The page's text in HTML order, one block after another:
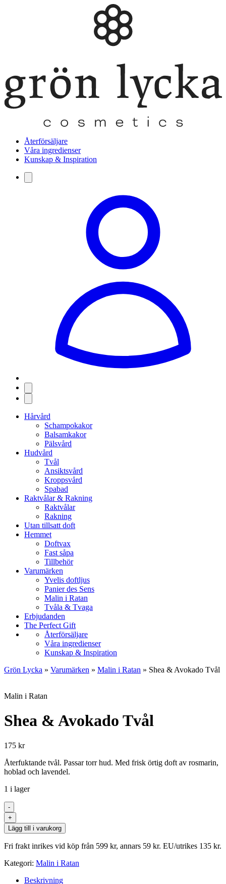
Återförsäljare
Våra ingredienser
Kunskap & Inspiration
Hårvård
Schampokakor
Balsamkakor
Pälsvård
Hudvård
Tvål
Ansiktsvård
Kroppsvård
Spabad
Raktvålar & Rakning
Raktvålar
Rakning
Utan tillsatt doft
Hemmet
Doftvax
Fast såpa
Tillbehör
Varumärken
Yvelis doftljus
Panier des Sens
Malin i Ratan
Tvåla & Tvaga
Erbjudanden
The Perfect Gift
Återförsäljare
Våra ingredienser
Kunskap & Inspiration
Grön Lycka » Varumärken » Malin i Ratan » Shea & Avokado Tvål
Malin i Ratan
Shea & Avokado Tvål
175 kr
Återfuktande tvål. Passar torr hud. Med frisk örtig doft av rosmarin,
hoblad och lavendel.
1 i lager
-
Shea
&
Avokado
Tvål
+
Lägg till i varukorg
Fri frakt inrikes vid köp från 599 kr, annars 59 kr. EU/utrikes 135 kr.
Kategori: Malin i Ratan
Beskrivning